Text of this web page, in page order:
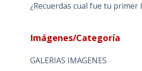
¿Recuerdas cual fue tu primer
Imágenes/Categoría
GALERIAS IMAGENES